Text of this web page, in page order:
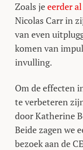
Zoals jeeerder
Nicolas Carr in
van even
komen van
invulling.
Om de effecten
te verbeteren
door Katherine
Beide zagen we
bezoek aan de